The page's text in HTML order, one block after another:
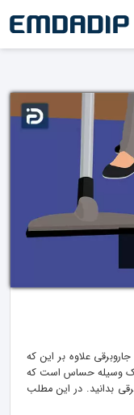
علاوه بر این که
یک وسیله حساس است که
بدانید. در این مطلب